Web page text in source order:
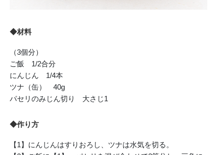
◆材料
（3個分）
ご飯 1/2合分
にんじん 1/4本
ツナ（缶） 40g
パセリのみじん切り 大さじ1
◆作り方
【1】にんじんはすりおろし、ツナは水気を切る。